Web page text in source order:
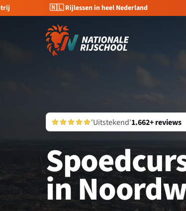
🇳🇱 Rijlessen in heel Nederland
'Uitstekend'1.662+ reviews
in